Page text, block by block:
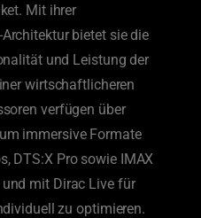
Mit ihrer
bietet sie die
und Leistung der
wirtschaftlicheren
verfügen über
immersive Formate
DTS:X Pro sowie IMAX
mit Dirac Live für
zu optimieren.